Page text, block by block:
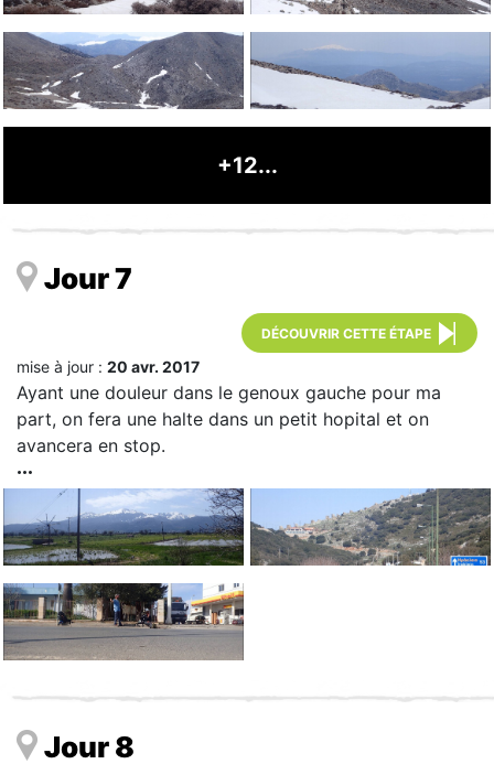
+12...
Jour 7
DÉCOUVRIR CETTE ÉTAPE
mise à jour : 20 avr. 2017
Ayant une douleur dans le genoux gauche pour ma
part, on fera une halte dans un petit hopital et on
avancera en stop.
Jour 8